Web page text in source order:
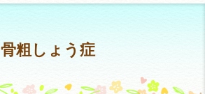
骨粗しょう症